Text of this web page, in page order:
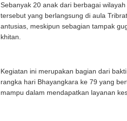
Sebanyak 20 anak dari berbagai
tersebut yang berlangsung di aula
antusias, meskipun sebagian tampak
khitan.
Kegiatan ini merupakan bagian dari
rangka hari Bhayangkara ke 79 yang
mampu dalam mendapatkan layanan